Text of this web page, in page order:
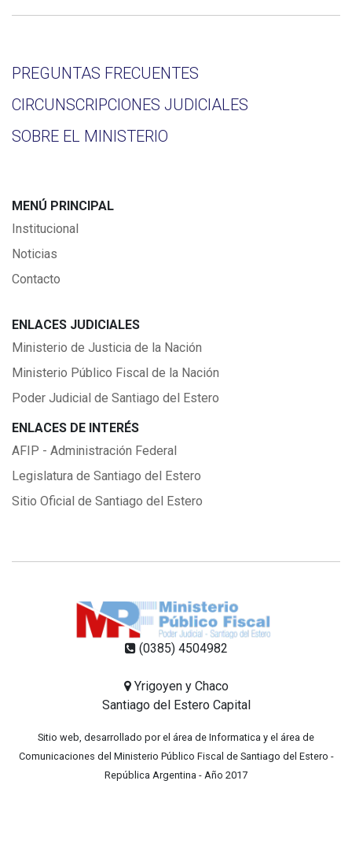
PREGUNTAS FRECUENTES
CIRCUNSCRIPCIONES JUDICIALES
SOBRE EL MINISTERIO
MENÚ PRINCIPAL
Institucional
Noticias
Contacto
ENLACES JUDICIALES
Ministerio de Justicia de la Nación
Ministerio Público Fiscal de la Nación
Poder Judicial de Santiago del Estero
ENLACES DE INTERÉS
AFIP - Administración Federal
Legislatura de Santiago del Estero
Sitio Oficial de Santiago del Estero
(0385) 4504982
Yrigoyen y Chaco
Santiago del Estero Capital
Sitio web, desarrollado por el área de Informatica y el área de
Comunicaciones del Ministerio Público Fiscal de Santiago del Estero -
República Argentina - Año 2017